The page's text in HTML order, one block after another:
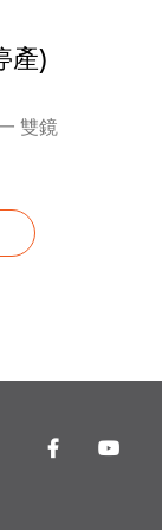
產)
雙鏡